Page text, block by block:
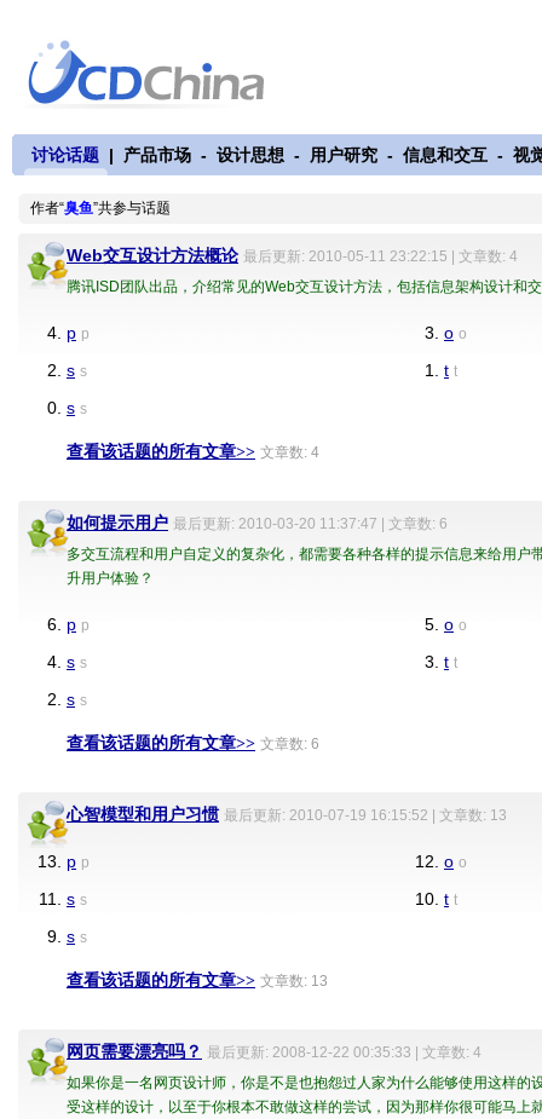
讨论话题 | 产品市场 - 设计思想 - 用户研究 - 信息和交互 - 视
作者“臭鱼”共参与话题
Web交互设计方法概论 最后更新: 2010-05-11 23:22:15 | 文章数: 4
腾讯ISD团队出品，介绍常见的Web交互设计方法，包括信息架构设计和
4. p p 3. o o
2. s s 1. t t
0. s s
查看该话题的所有文章>> 文章数: 4
如何提示用户 最后更新: 2010-03-20 11:37:47 | 文章数: 6
多交互流程和用户自定义的复杂化，都需要各种各样的提示信息来给用户
升用户体验？
6. p p 5. o o
4. s s 3. t t
2. s s
查看该话题的所有文章>> 文章数: 6
心智模型和用户习惯 最后更新: 2010-07-19 16:15:52 | 文章数: 13
13. p p 12. o o
11. s s 10. t t
9. s s
查看该话题的所有文章>> 文章数: 13
网页需要漂亮吗？ 最后更新: 2008-12-22 00:35:33 | 文章数: 4
如果你是一名网页设计师，你是不是也抱怨过人家为什么能够使用这样的
受这样的设计，以至于你根本不敢做这样的尝试，因为那样你很可能马上